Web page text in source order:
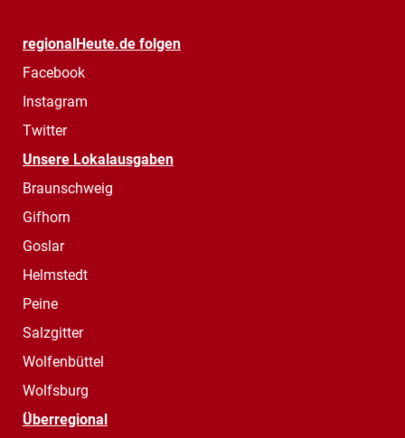
regionalHeute.de folgen
Facebook
Instagram
Twitter
Unsere Lokalausgaben
Braunschweig
Gifhorn
Goslar
Helmstedt
Peine
Salzgitter
Wolfenbüttel
Wolfsburg
Überregional